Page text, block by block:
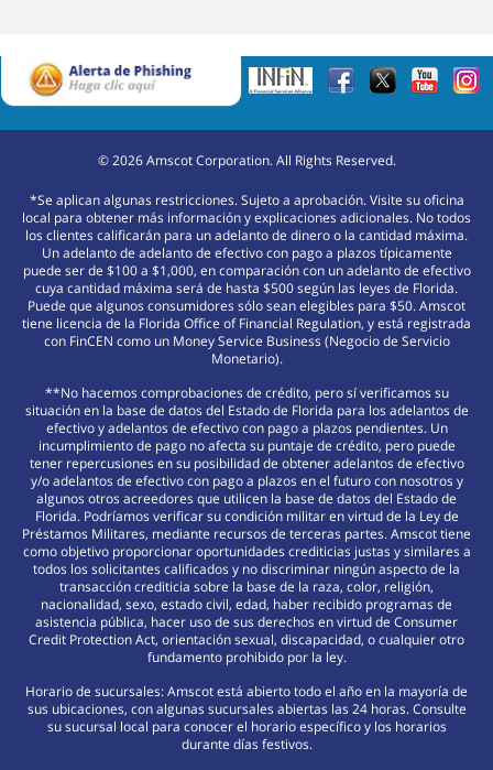
©2026Amscot Corporation. All Rights Reserved.
*Se aplican algunas restricciones. Sujeto a aprobación. Visite su oficina
local para obtener más información y explicaciones adicionales. No todos
los clientes calificarán para un adelanto de dinero o la cantidad máxima.
Un adelanto de adelanto de efectivo con pago a plazos típicamente
puede ser de $100 a $1,000, en comparación con un adelanto de efectivo
cuya cantidad máxima será de hasta $500 según las leyes de Florida.
Puede que algunos consumidores sólo sean elegibles para $50. Amscot
tiene licencia de la Florida Office of Financial Regulation, y está registrada
con FinCEN como un Money Service Business (Negocio de Servicio
Monetario).
**No hacemos comprobaciones de crédito, pero sí verificamos su
situación en la base de datos del Estado de Florida para los adelantos de
efectivo y adelantos de efectivo con pago a plazos pendientes. Un
incumplimiento de pago no afecta su puntaje de crédito, pero puede
tener repercusiones en su posibilidad de obtener adelantos de efectivo
y/o adelantos de efectivo con pago a plazos en el futuro con nosotros y
algunos otros acreedores que utilicen la base de datos del Estado de
Florida. Podríamos verificar su condición militar en virtud de la Ley de
Préstamos Militares, mediante recursos de terceras partes. Amscot tiene
como objetivo proporcionar oportunidades crediticias justas y similares a
todos los solicitantes calificados y no discriminar ningún aspecto de la
transacción crediticia sobre la base de la raza, color, religión,
nacionalidad, sexo, estado civil, edad, haber recibido programas de
asistencia pública, hacer uso de sus derechos en virtud de Consumer
Credit Protection Act, orientación sexual, discapacidad, o cualquier otro
fundamento prohibido por la ley.
Horario de sucursales: Amscot está abierto todo el año en la mayoría de
sus ubicaciones, con algunas sucursales abiertas las 24 horas. Consulte
su sucursal local para conocer el horario específico y los horarios
durante días festivos.